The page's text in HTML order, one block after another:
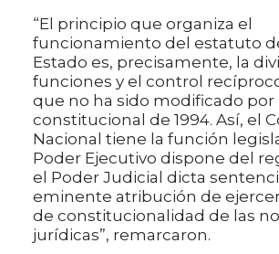
“El principio que organiza el
funcionamiento del estatuto
Estado es, precisamente, la
funciones y el control
que no ha sido modificado por
constitucional de 1994. Así, el
Nacional tiene la función
Poder Ejecutivo dispone del
el Poder Judicial dicta
eminente atribución de
de constitucionalidad de las
jurídicas”, remarcaron.